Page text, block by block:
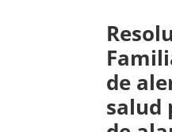
de
salud